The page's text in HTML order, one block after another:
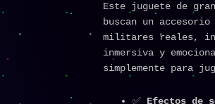
Este juguete de
buscan un
militares reales,
inmersiva y
simplemente para
✅ Efectos de
con
Efectos
de
Sonido
y